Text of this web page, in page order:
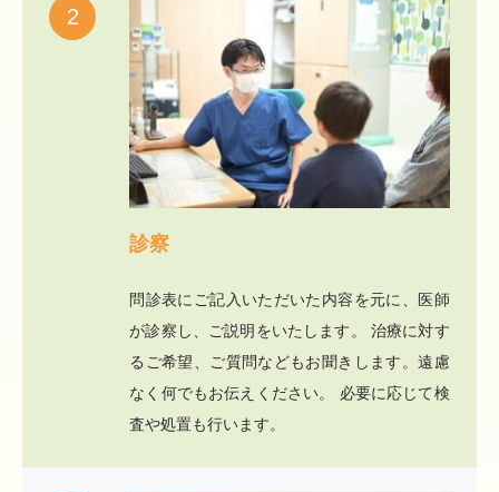
2
診察
問診表にご記入いただいた内容を元に、医師
が診察し、ご説明をいたします。 治療に対す
るご希望、ご質問などもお聞きします。遠慮
なく何でもお伝えください。 必要に応じて検
査や処置も行います。